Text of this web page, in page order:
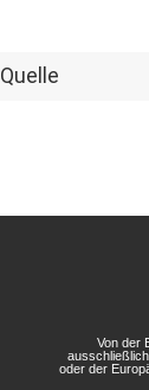
Quelle
Von der
oder der